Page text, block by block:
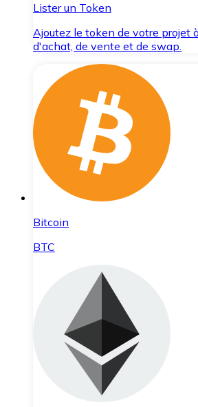
Lister un Token
Ajoutez le token de votre projet
d'achat, de vente et de swap.
Bitcoin
BTC